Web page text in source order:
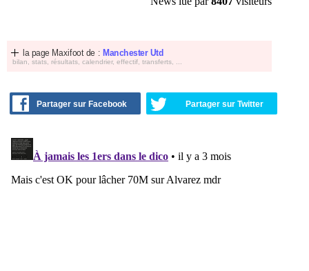
la page Maxifoot de : Manchester Utd
bilan, stats, résultats, calendrier, effectif, transferts, ...
Partager sur Facebook Partager sur Twitter